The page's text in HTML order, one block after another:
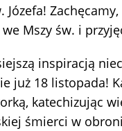
Józefa!
we Mszy św. i
inspiracją
już 18 listopada!
katechizując
śmierci w